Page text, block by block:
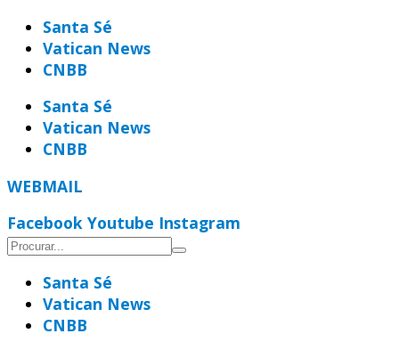
para
Santa Sé
Vatican News
CNBB
Santa Sé
Vatican News
CNBB
WEBMAIL
Facebook Youtube Instagram
Santa Sé
Vatican News
CNBB